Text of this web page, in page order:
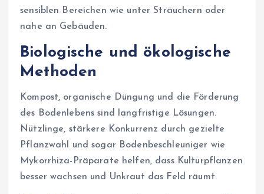
sensiblen Bereichen wie unter Sträuchern oder
nahe an Gebäuden.
Biologische und ökologische
Methoden
Kompost, organische Düngung und die Förderung
des Bodenlebens sind langfristige Lösungen.
Nützlinge, stärkere Konkurrenz durch gezielte
Pflanzwahl und sogar Bodenbeschleuniger wie
Mykorrhiza-Präparate helfen, dass Kulturpflanzen
besser wachsen und Unkraut das Feld räumt.